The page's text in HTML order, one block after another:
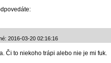
2016-03-20 02:16:16
Či to niekoho trápi alebo nie je mi fuk.